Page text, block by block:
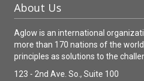
About Us
Aglow is an international
more than 170 nations of the
principles as solutions to the
123 - 2nd Ave. So., Suite 100